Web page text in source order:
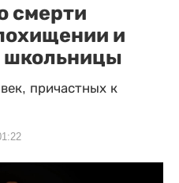
смерти
и
школьницы
причастных к